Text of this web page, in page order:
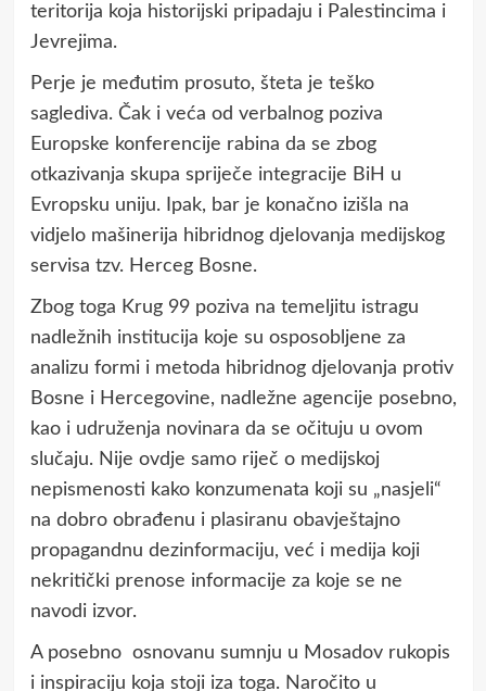
teritorija koja historijski pripadaju i Palestincima i
Jevrejima.
Perje je međutim prosuto, šteta je teško
saglediva. Čak i veća od verbalnog poziva
Europske konferencije rabina da se zbog
otkazivanja skupa spriječe integracije BiH u
Evropsku uniju. Ipak, bar je konačno izišla na
vidjelo mašinerija hibridnog djelovanja medijskog
servisa tzv. Herceg Bosne.
Zbog toga Krug 99 poziva na temeljitu istragu
nadležnih institucija koje su osposobljene za
analizu formi i metoda hibridnog djelovanja protiv
Bosne i Hercegovine, nadležne agencije posebno,
kao i udruženja novinara da se očituju u ovom
slučaju. Nije ovdje samo riječ o medijskoj
nepismenosti kako konzumenata koji su „nasjeli“
na dobro obrađenu i plasiranu obavještajno
propagandnu dezinformaciju, već i medija koji
nekritički prenose informacije za koje se ne
navodi izvor.
A posebno osnovanu sumnju u Mosadov rukopis
i inspiraciju koja stoji iza toga. Naročito u